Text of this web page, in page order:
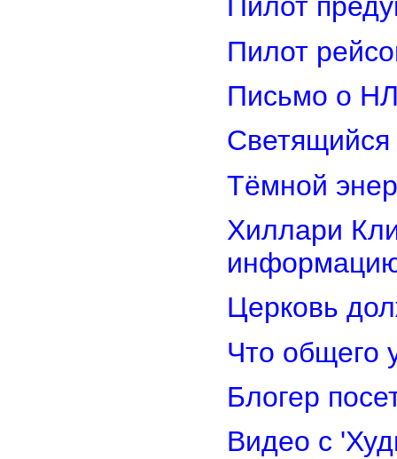
Пилот
Пилот
Письмо о
Светящийся
Тёмной
Хиллари
Церковь
Что общего
Блогер
Видео с